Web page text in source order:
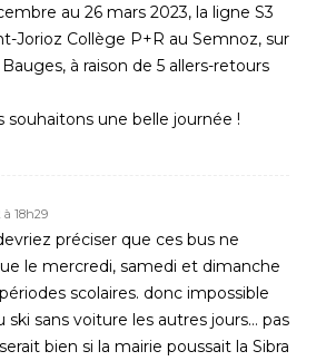
au 26 mars 2023, la ligne S3
Jorioz Collège P+R au Semnoz, sur
à raison de 5 allers-retours
souhaitons une belle journée !
à 18h29
préciser que ces bus ne
le mercredi, samedi et dimanche
scolaires. donc impossible
ski sans voiture les autres jours… pas
bien si la mairie poussait la Sibra